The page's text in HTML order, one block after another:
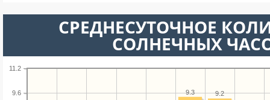
СРЕДНЕСУТОЧНОЕ
СОЛНЕЧНЫХ
9.6
11.2
9.2
9.3